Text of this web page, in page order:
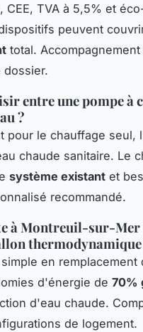
CEE, TVA à 5,5% et
peuvent
total.
dossier.
entre une pompe à
?
pour le chauffage seul,
chaude sanitaire. Le
système existant et
recommandé.
à Montreuil-sur-
thermodynamique
en remplacement
d'énergie de 70%
d'eau chaude.
de logement.